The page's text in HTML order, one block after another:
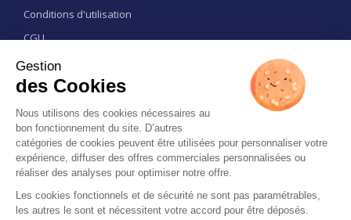
Conditions d'utilisation
CGU
Liens
Restez informé